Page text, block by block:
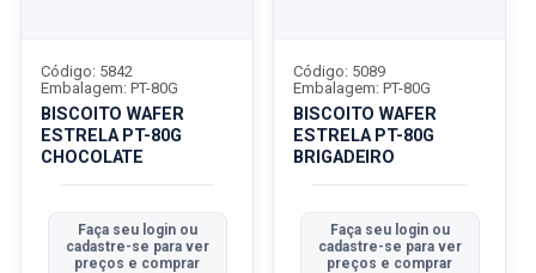
BISCOITO WAFER
ESTRELA PT-80G
CHOCOLATE
Código: 5842
Embalagem: PT-80G
Faça seu login ou
cadastre-se para ver
preços e comprar
BISCOITO WAFER
ESTRELA PT-80G
BRIGADEIRO
Código: 5089
Embalagem: PT-80G
Faça seu login ou
cadastre-se para ver
preços e comprar